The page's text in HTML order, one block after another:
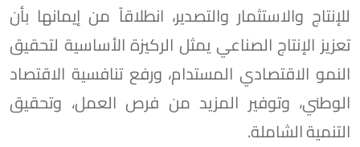
للإنتاج والاستثمار والتصدير، انطلاقاً من إيمانها بأن
تعزيز الإنتاج الصناعي يمثل الركيزة الأساسية لتحقيق
النمو الاقتصادي المستدام، ورفع تنافسية الاقتصاد
الوطني، وتوفير المزيد من فرص العمل، وتحقيق
التنمية الشاملة.